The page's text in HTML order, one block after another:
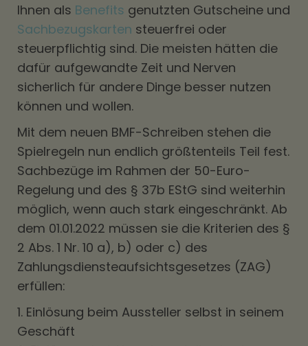
Ihnen als Benefits genutzten Gutscheine und
Sachbezugskarten steuerfrei oder
steuerpflichtig sind. Die meisten hätten die
dafür aufgewandte Zeit und Nerven
sicherlich für andere Dinge besser nutzen
können und wollen.
Mit dem neuen BMF-Schreiben stehen die
Spielregeln nun endlich größtenteils Teil fest.
Sachbezüge im Rahmen der 50-Euro-
Regelung und des § 37b EStG sind weiterhin
möglich, wenn auch stark eingeschränkt. Ab
dem 01.01.2022 müssen sie die Kriterien des §
2 Abs. 1 Nr. 10 a), b) oder c) des
Zahlungsdiensteaufsichtsgesetzes (ZAG)
erfüllen:
1. Einlösung beim Aussteller selbst in seinem
Geschäft